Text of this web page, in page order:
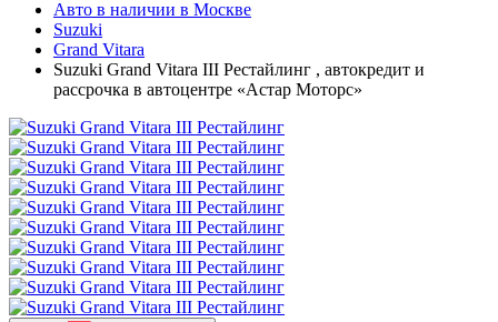
Авто в наличии в Москве
Suzuki
Grand Vitara
Suzuki Grand Vitara III Рестайлинг , автокредит и
рассрочка в автоцентре «Астар Моторс»